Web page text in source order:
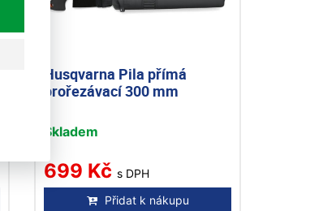
Husqvarna Pila přímá
prořezávací 300 mm
Skladem
699 Kč s DPH
Přidat k nákupu